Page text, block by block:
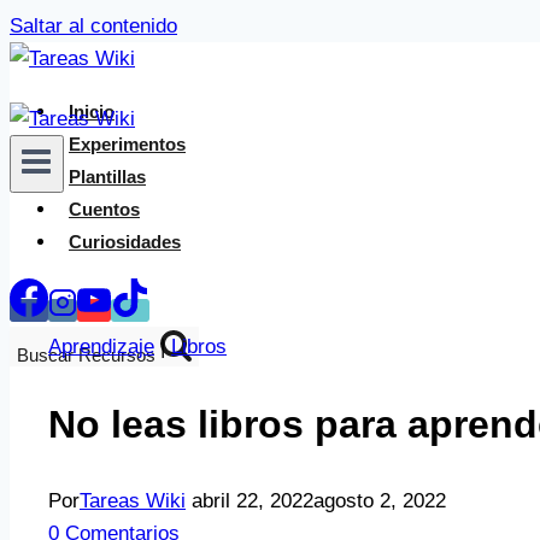
Saltar al contenido
Inicio
Experimentos
Plantillas
Cuentos
Curiosidades
Buscar Recursos
Aprendizaje |Libros
No leas libros para
PorTareas Wiki abril 22, 2022agosto 2, 2022
0 Comentarios